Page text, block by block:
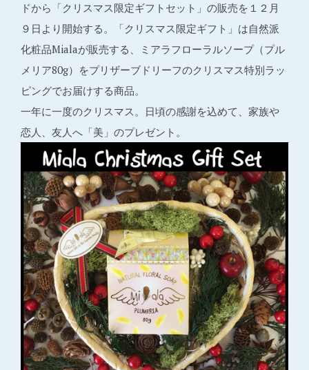
ドから「クリスマス限定ギフトセット」の販売を１２月
９日より開始する。「クリスマス限定ギフト」は自然派
化粧品Mialaが販売する、ミアラフローラルソープ（プル
メリア80g）をプリザーブドリーフのクリスマス特別ラッ
ピングでお届けする商品。
一年に一度のクリスマス。日頃の感謝を込めて、家族や
恋人、友人へ「美」のプレゼント。